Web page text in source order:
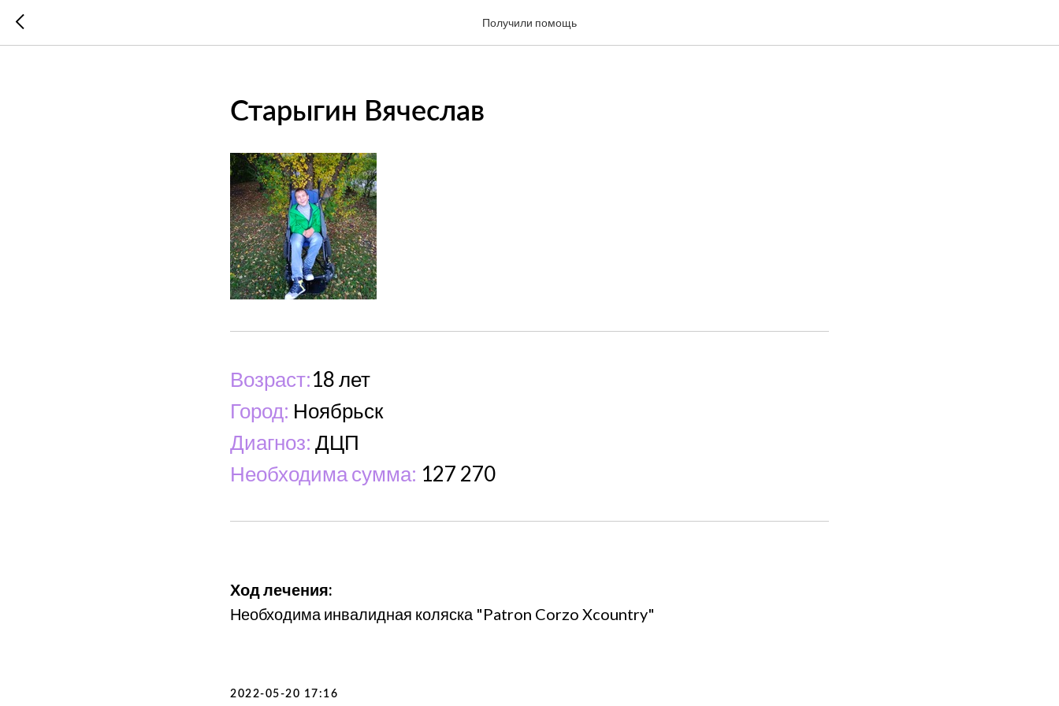
Получили помощь
Старыгин Вячеслав
Возраст:18 лет
Город: Ноябрьск
Диагноз: ДЦП
Необходима сумма: 127 270
Ход лечения:
Необходима инвалидная коляска "Patron Corzo Xcountry"
2022-05-20 17:16